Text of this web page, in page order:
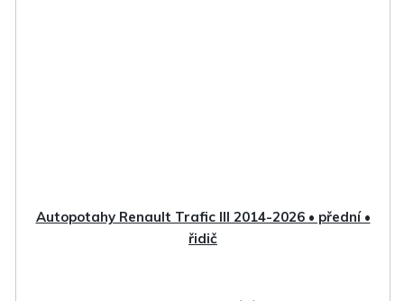
Autopotahy Renault Trafic III 2014-2026 • přední •
řidič